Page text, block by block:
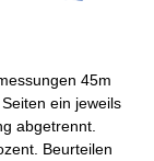
45m
ein jeweils
abgetrennt.
Beurteilen